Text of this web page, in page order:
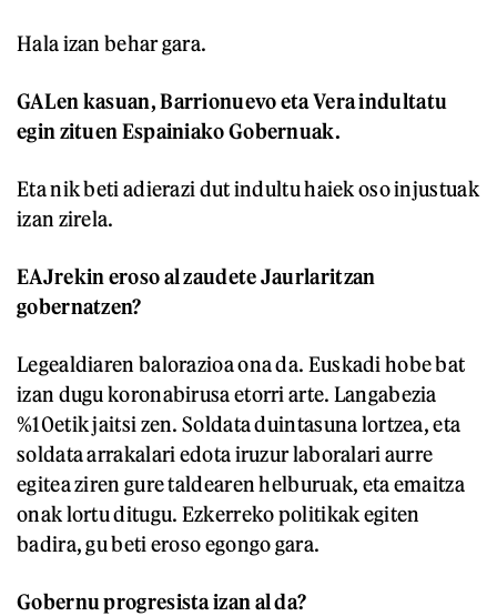
Hala izan behar gara.
GALen kasuan, Barrionuevo eta Vera indultatu
egin zituen Espainiako Gobernuak.
Eta nik beti adierazi dut indultu haiek oso injustuak
izan zirela.
EAJrekin eroso al zaudete Jaurlaritzan
gobernatzen?
Legealdiaren balorazioa ona da. Euskadi hobe bat
izan dugu koronabirusa etorri arte. Langabezia
%10etik jaitsi zen. Soldata duintasuna lortzea, eta
soldata arrakalari edota iruzur laboralari aurre
egitea ziren gure taldearen helburuak, eta emaitza
onak lortu ditugu. Ezkerreko politikak egiten
badira, gu beti eroso egongo gara.
Gobernu progresista izan al da?